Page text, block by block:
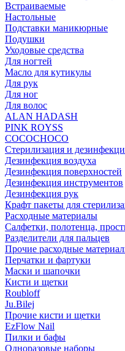
Встраиваемые
Настольные
Подставки маникюрные
Подушки
Уходовые средства
Для ногтей
Масло для кутикулы
Для рук
Для ног
Для волос
ALAN HADASH
PINK ROYSS
COCOCHOCO
Стерилизация и
Дезинфекция воздуха
Дезинфекция поверхностей
Дезинфекция инструментов
Дезинфекция рук
Крафт пакеты для
Расходные материалы
Салфетки, полотенца,
Разделители для пальцев
Прочие расходные
Перчатки и фартуки
Маски и шапочки
Кисти и щетки
Roubloff
Ju.Bilej
Прочие кисти и щетки
EzFlow Nail
Пилки и бафы
Одноразовые наборы